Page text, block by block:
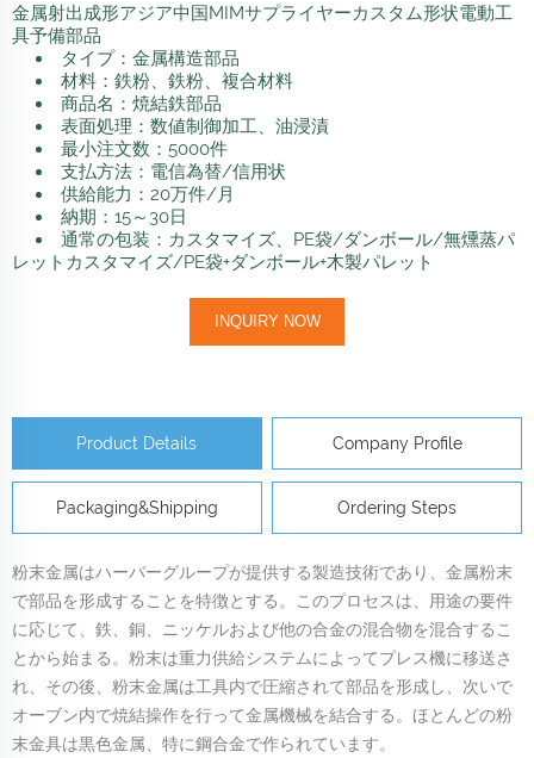
金属射出成形アジア中国MIMサプライヤーカスタム形状電動工
具予備部品
タイプ：金属構造部品
材料：鉄粉、鉄粉、複合材料
商品名：焼結鉄部品
表面処理：数値制御加工、油浸漬
最小注文数：5000件
支払方法：電信為替/信用状
供給能力：20万件/月
納期：15～30日
通常の包装：カスタマイズ、PE袋/ダンボール/無燻蒸パ
レットカスタマイズ/PE袋+ダンボール+木製パレット
INQUIRY NOW
Product Details Company Profile
Packaging&Shipping Ordering Steps
粉末金属はハーバーグループが提供する製造技術であり、金属粉末
で部品を形成することを特徴とする。このプロセスは、用途の要件
に応じて、鉄、銅、ニッケルおよび他の合金の混合物を混合するこ
とから始まる。粉末は重力供給システムによってプレス機に移送さ
れ、その後、粉末金属は工具内で圧縮されて部品を形成し、次いで
オーブン内で焼結操作を行って金属機械を結合する。ほとんどの粉
末金具は黒色金属、特に鋼合金で作られています。